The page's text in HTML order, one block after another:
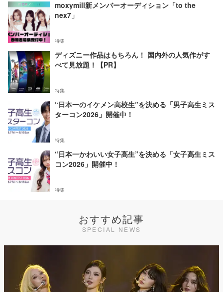
moxymill新メンバーオーディション「to the
nex7」
特集
ディズニー作品はもちろん！ 国内外の人気作がす
べて見放題！【PR】
特集
“日本一のイケメン高校生”を決める「男子高生ミス
ターコン2026」開催中！
特集
“日本一かわいい女子高生”を決める「女子高生ミス
コン2026」開催中！
特集
おすすめ記事
SPECIAL NEWS